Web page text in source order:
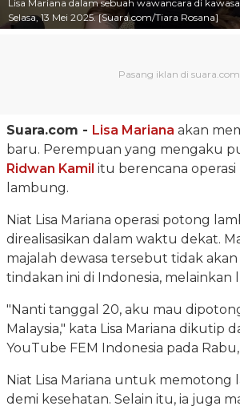
Lisa Mariana dalam sebuah wawancara di
Selasa, 13 Mei 2025. [Suara.com/Tiara Rosana]
Suara.com - Lisa Mariana akan
baru. Perempuan yang mengaku
Ridwan Kamil itu berencana
lambung.
Niat Lisa Mariana operasi potong
direalisasikan dalam waktu dekat.
majalah dewasa tersebut tidak
tindakan ini di Indonesia, melainkan
"Nanti tanggal 20, aku mau
Malaysia," kata Lisa Mariana dikutip
YouTube FEM Indonesia pada Rabu,
Niat Lisa Mariana untuk memotong
demi kesehatan. Selain itu, ia juga